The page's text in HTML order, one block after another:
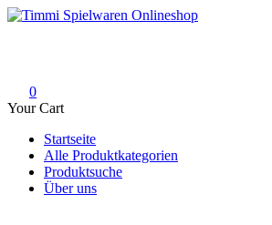
Skip
0
Your Cart
Startseite
Alle Produktkategorien
Produktsuche
Über uns